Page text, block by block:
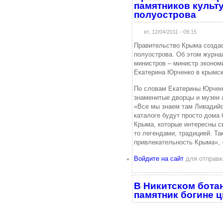
памятников
полуострова
вт, 12/04/2011 - 09:15
Правительство Крыма
полуострова. Об этом
министров – министр
Екатерина Юрченко в
По словам Екатерины
знаменитые дворцы и музеи
«Все мы знаем там
каталоге будут просто
Крыма, которые интересны
то легендами, традицией.
привлекательность
Войдите на сайтдля
В Никитском
памятник богине